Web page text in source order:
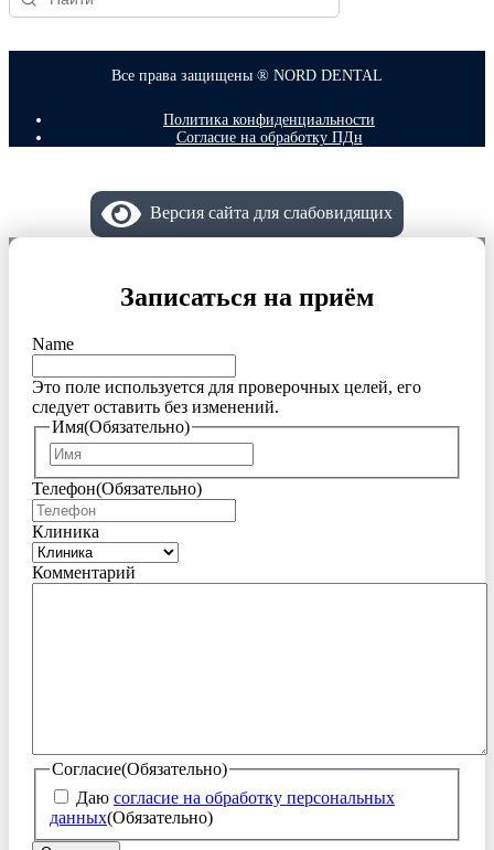
Все права защищены ® NORD DENTAL
Политика конфиденциальности
Согласие на обработку ПДн
Версия сайта для слабовидящих
Записаться на приём
Name
Это поле используется для проверочных целей, его
следует оставить без изменений.
Имя(Обязательно)
Телефон(Обязательно)
Клиника
Комментарий
Согласие(Обязательно)
Даю согласие на обработку персональных
данных(Обязательно)